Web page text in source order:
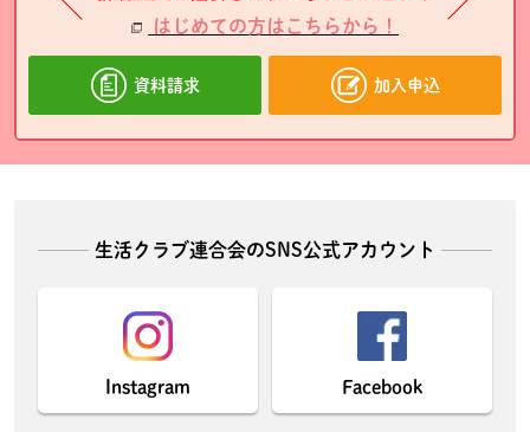
はじめての方はこちらから！
資料請求 加入申込
生活クラブ連合会のSNS公式アカウント
Instagram Facebook